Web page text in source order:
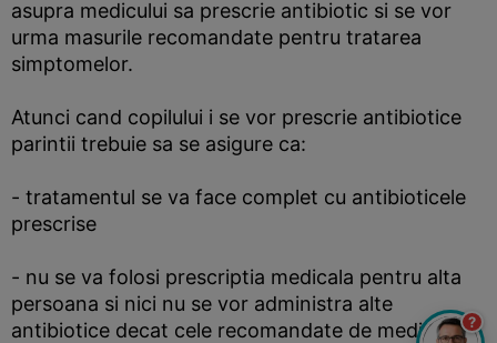
asupra medicului sa prescrie antibiotic si se vor
urma masurile recomandate pentru tratarea
simptomelor.
Atunci cand copilului i se vor prescrie antibiotice
parintii trebuie sa se asigure ca:
- tratamentul se va face complet cu antibioticele
prescrise
- nu se va folosi prescriptia medicala pentru alta
persoana si nici nu se vor administra alte
antibiotice decat cele recomandate de medic.
?